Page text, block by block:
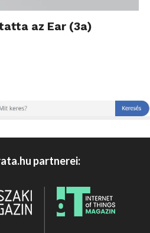
az Ear (3a)
partnerei: